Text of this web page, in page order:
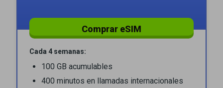
Comprar eSIM
Cada 4 semanas:
100 GB acumulables
400 minutos en llamadas internacionales